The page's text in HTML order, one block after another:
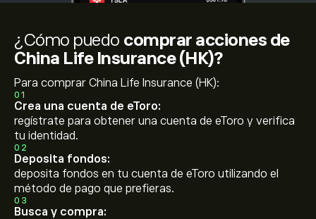
¿Cómo puedo comprar acciones de
China Life Insurance (HK)?
Para comprar China Life Insurance (HK):
01
Crea una cuenta de eToro:
regístrate para obtener una cuenta de eToro y verifica
tu identidad.
02
Deposita fondos:
deposita fondos en tu cuenta de eToro utilizando el
método de pago que prefieras.
03
Busca y compra: